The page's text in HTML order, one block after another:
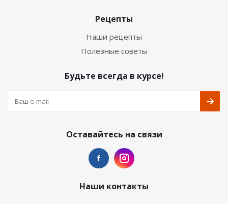
Рецепты
Наши рецепты
Полезные советы
Будьте всегда в курсе!
Оставайтесь на связи
Наши контакты